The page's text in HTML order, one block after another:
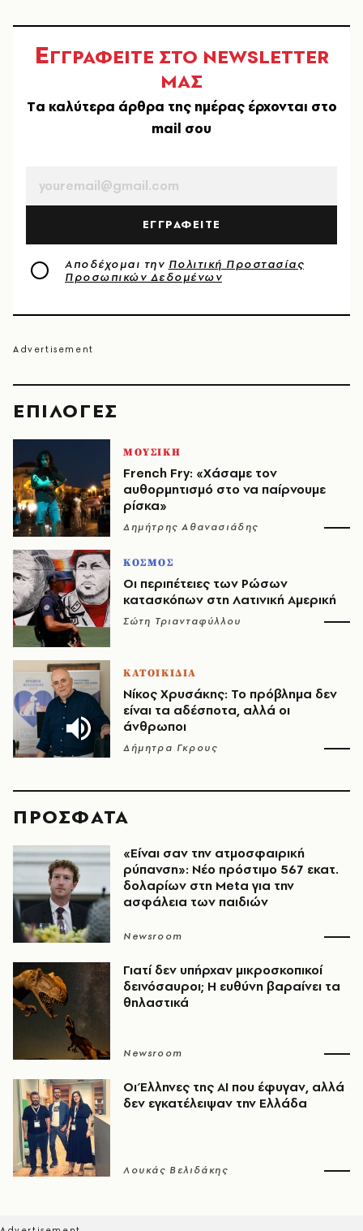
EΠΙΛΟΓΈΣ
ΜΟΥΣΙΚΗ
French Fry: «Χάσαμε τον
αυθορμητισμό στο να παίρνουμε
ρίσκα»
Δημήτρης Αθανασιάδης
ΚΟΣΜΟΣ
Οι περιπέτειες των Ρώσων
κατασκόπων στη Λατινική Αμερική
Σώτη Τριανταφύλλου
ΚΑΤΟΙΚΙΔΙΑ
Νίκος Χρυσάκης: Το πρόβλημα δεν
είναι τα αδέσποτα, αλλά οι
άνθρωποι
Δήμητρα Γκρους
ΕΓΓΡΑΦΕΙΤΕ ΣΤΟ NEWSLETTER
ΜΑΣ
Tα καλύτερα άρθρα της ημέρας έρχονται στο
mail σου
ΕΓΓΡΑΦΕΙΤΕ
Αποδέχομαι την Πολιτική Προστασίας
Προσωπικών Δεδομένων
ΠΡΟΣΦΑΤΑ
«Είναι σαν την ατμοσφαιρική
ρύπανση»: Νέο πρόστιμο 567 εκατ.
δολαρίων στη Meta για την
ασφάλεια των παιδιών
Newsroom
Γιατί δεν υπήρχαν μικροσκοπικοί
δεινόσαυροι; Η ευθύνη βαραίνει τα
θηλαστικά
Newsroom
Οι Έλληνες της ΑΙ που έφυγαν, αλλά
δεν εγκατέλειψαν την Ελλάδα
Λουκάς Βελιδάκης